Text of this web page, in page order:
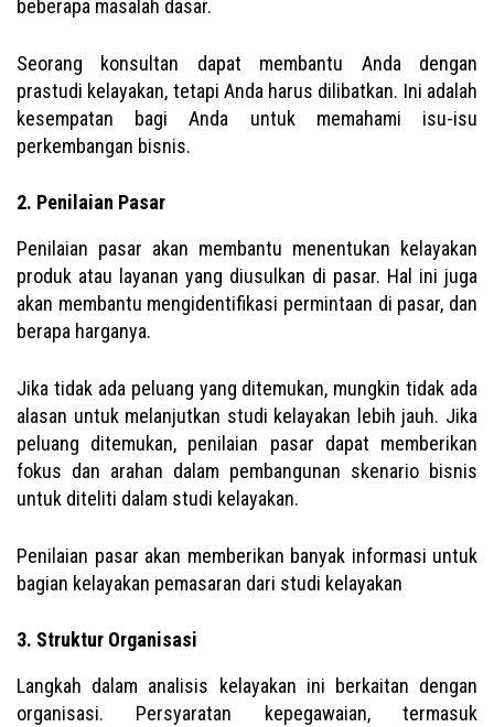
beberapa masalah dasar.
Seorang konsultan dapat membantu Anda dengan
prastudi kelayakan, tetapi Anda harus dilibatkan. Ini adalah
kesempatan bagi Anda untuk memahami isu-isu
perkembangan bisnis.
2. Penilaian Pasar
Penilaian pasar akan membantu menentukan kelayakan
produk atau layanan yang diusulkan di pasar. Hal ini juga
akan membantu mengidentifikasi permintaan di pasar, dan
berapa harganya.
Jika tidak ada peluang yang ditemukan, mungkin tidak ada
alasan untuk melanjutkan studi kelayakan lebih jauh. Jika
peluang ditemukan, penilaian pasar dapat memberikan
fokus dan arahan dalam pembangunan skenario bisnis
untuk diteliti dalam studi kelayakan.
Penilaian pasar akan memberikan banyak informasi untuk
bagian kelayakan pemasaran dari studi kelayakan
3. Struktur Organisasi
Langkah dalam analisis kelayakan ini berkaitan dengan
organisasi. Persyaratan kepegawaian, termasuk